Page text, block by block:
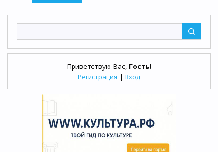
Приветствую Вас, Гость!
Регистрация | Вход